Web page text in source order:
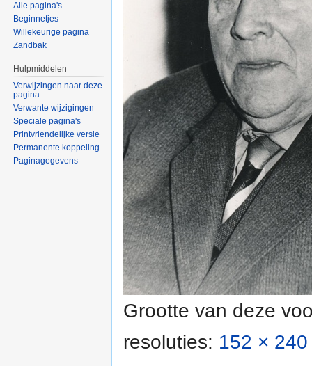
Grootte van deze
resoluties: 152 ×
Alle pagina's
Beginnetjes
Willekeurige pagina
Zandbak
Hulpmiddelen
Verwijzingen naar deze
pagina
Verwante wijzigingen
Speciale pagina's
Printvriendelijke versie
Permanente koppeling
Paginagegevens